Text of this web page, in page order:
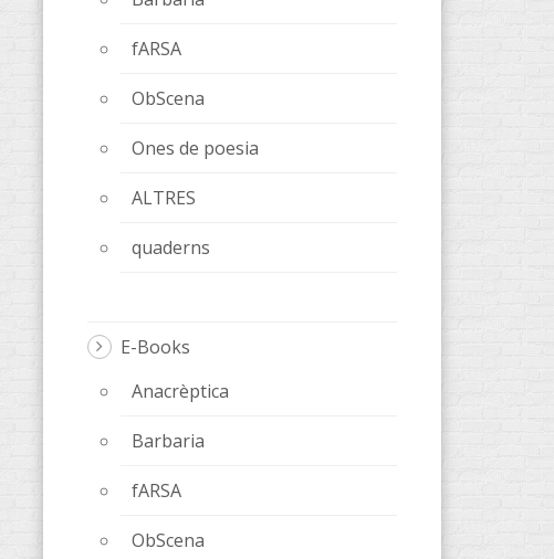
fARSA
ObScena
Ones de poesia
ALTRES
quaderns
E-Books
Anacrèptica
Barbaria
fARSA
ObScena